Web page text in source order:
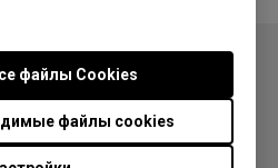
файлы cookies
файлы Сookies